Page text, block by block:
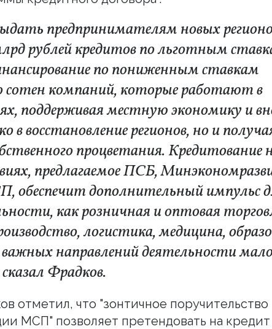
предпринимателям новых
рублей кредитов по льготным
по пониженным ставкам
сотен компаний, которые работают в
поддерживая местную экономику и
в восстановление регионов, но и
процветания. Кредитование
предлагаемое ПСБ,
обеспечит дополнительный импульс
как розничная и оптовая
логистика, медицина,
направлений деятельности
сказал Фрадков.
отметил, что "зонтичное поручительство
МСП" позволяет претендовать на